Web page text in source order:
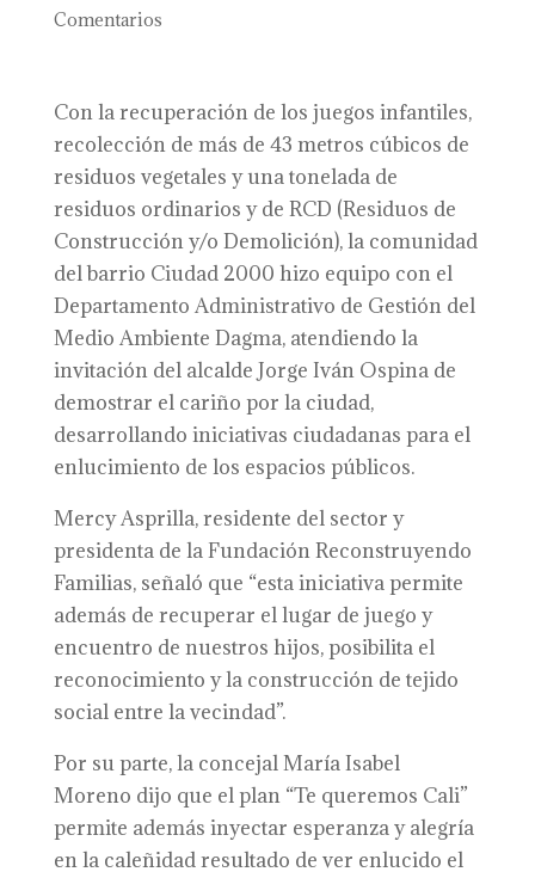
Comentarios
Con la recuperación de los juegos infantiles,
recolección de más de 43 metros cúbicos de
residuos vegetales y una tonelada de
residuos ordinarios y de RCD (Residuos de
Construcción y/o Demolición), la comunidad
del barrio Ciudad 2000 hizo equipo con el
Departamento Administrativo de Gestión del
Medio Ambiente Dagma, atendiendo la
invitación del alcalde Jorge Iván Ospina de
demostrar el cariño por la ciudad,
desarrollando iniciativas ciudadanas para el
enlucimiento de los espacios públicos.
Mercy Asprilla, residente del sector y
presidenta de la Fundación Reconstruyendo
Familias, señaló que “esta iniciativa permite
además de recuperar el lugar de juego y
encuentro de nuestros hijos, posibilita el
reconocimiento y la construcción de tejido
social entre la vecindad”.
Por su parte, la concejal María Isabel
Moreno dijo que el plan “Te queremos Cali”
permite además inyectar esperanza y alegría
en la caleñidad resultado de ver enlucido el